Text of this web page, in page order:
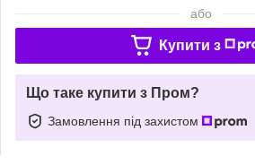
або
Купити з
Що таке купити з Пром?
Замовлення під захистом